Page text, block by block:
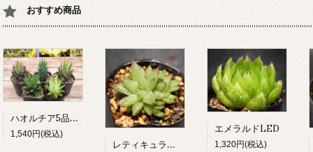
おすすめ商品
ハオルチア5品種セット（B）
1,540円(税込)
レティキュラータ v.ヒューリンギー
エメラルドLED
1,320円(税込)